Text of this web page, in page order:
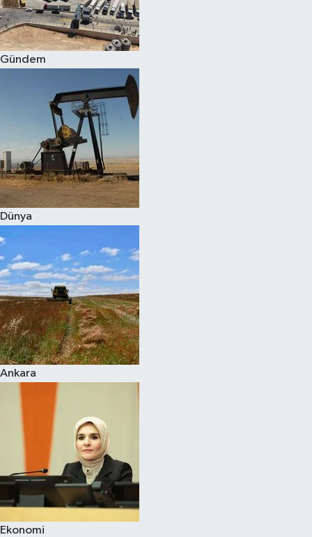
Gündem
Dünya
Ankara
Ekonomi
Spor
Burç Yorumları
Çocuk
Eğitim
Hava Durumu
Kadın
Kültür Sanat
Sağlık
Siyaset
Teknoloji
Televizyon
Yaşam-Çevre